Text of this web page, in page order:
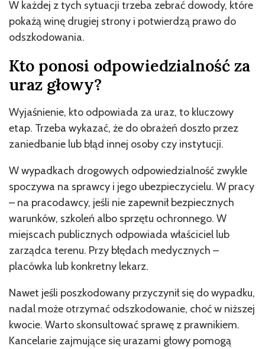
W każdej z tych sytuacji trzeba zebrać dowody, które
pokażą winę drugiej strony i potwierdzą prawo do
odszkodowania.
Kto ponosi odpowiedzialność za
uraz głowy?
Wyjaśnienie, kto odpowiada za uraz, to kluczowy
etap. Trzeba wykazać, że do obrażeń doszło przez
zaniedbanie lub błąd innej osoby czy instytucji.
W wypadkach drogowych odpowiedzialność zwykle
spoczywa na sprawcy i jego ubezpieczycielu. W pracy
– na pracodawcy, jeśli nie zapewnił bezpiecznych
warunków, szkoleń albo sprzętu ochronnego. W
miejscach publicznych odpowiada właściciel lub
zarządca terenu. Przy błędach medycznych –
placówka lub konkretny lekarz.
Nawet jeśli poszkodowany przyczynił się do wypadku,
nadal może otrzymać odszkodowanie, choć w niższej
kwocie. Warto skonsultować sprawę z prawnikiem.
Kancelarie zajmujące się urazami głowy pomogą